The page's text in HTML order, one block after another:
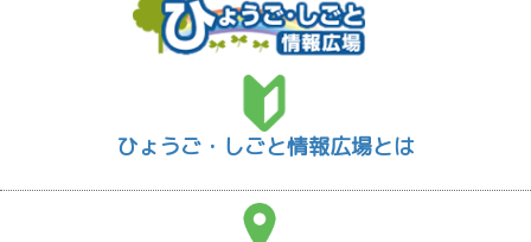
ひょうご・しごと情報広場とは